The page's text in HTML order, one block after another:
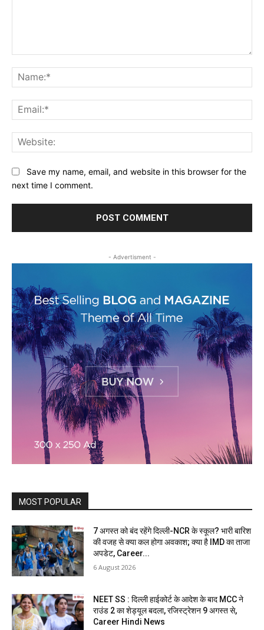
Save my name, email, and website in this browser for the
next time I comment.
- Advertisment -
MOST POPULAR
7 अगस्त को बंद रहेंगे दिल्ली-NCR के स्कूल? भारी बारिश
की वजह से क्या कल होगा अवकाश; क्या है IMD का ताजा
अपडेट, Career...
6 August 2026
NEET SS : दिल्ली हाईकोर्ट के आदेश के बाद MCC ने
राउंड 2 का शेड्यूल बदला, रजिस्ट्रेशन 9 अगस्त से,
Career Hindi News